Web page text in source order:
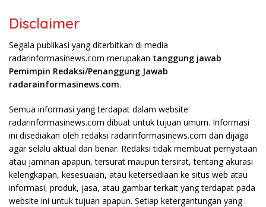
Disclaimer
Segala publikasi yang diterbitkan di media
radarinformasinews.com merupakan tanggung jawab
Pemimpin Redaksi/Penanggung Jawab
radarainformasinews.com.
Semua informasi yang terdapat dalam website
radarinformasinews.com dibuat untuk tujuan umum. Informasi
ini disediakan oleh redaksi radarinformasinews.com dan dijaga
agar selalu aktual dan benar. Redaksi tidak membuat pernyataan
atau jaminan apapun, tersurat maupun tersirat, tentang akurasi
kelengkapan, kesesuaian, atau ketersediaan ke situs web atau
informasi, produk, jasa, atau gambar terkait yang terdapat pada
website ini untuk tujuan apapun. Setiap ketergantungan yang